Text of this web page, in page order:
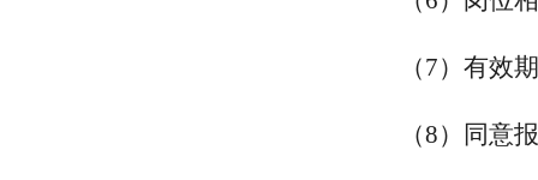
（7）有效
（8）同意